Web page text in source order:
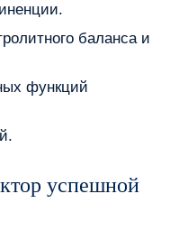
баланса и
функций
успешной